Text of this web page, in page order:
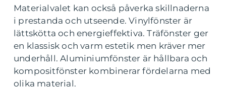
Materialvalet kan också påverka skillnaderna
i prestanda och utseende. Vinylfönster är
lättskötta och energieffektiva. Träfönster ger
en klassisk och varm estetik men kräver mer
underhåll. Aluminiumfönster är hållbara och
kompositfönster kombinerar fördelarna med
olika material.